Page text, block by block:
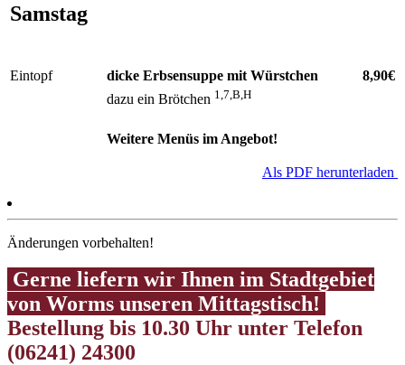
Samstag
Eintopf dicke Erbsensuppe mit Würstchen
8,90€
dazu ein Brötchen 1,7,B,H
Weitere Menüs im Angebot!
Als PDF herunterladen
Änderungen vorbehalten!
Gerne liefern wir Ihnen im Stadtgebiet
von Worms unseren Mittagstisch!
Bestellung bis 10.30 Uhr unter Telefon
(06241) 24300